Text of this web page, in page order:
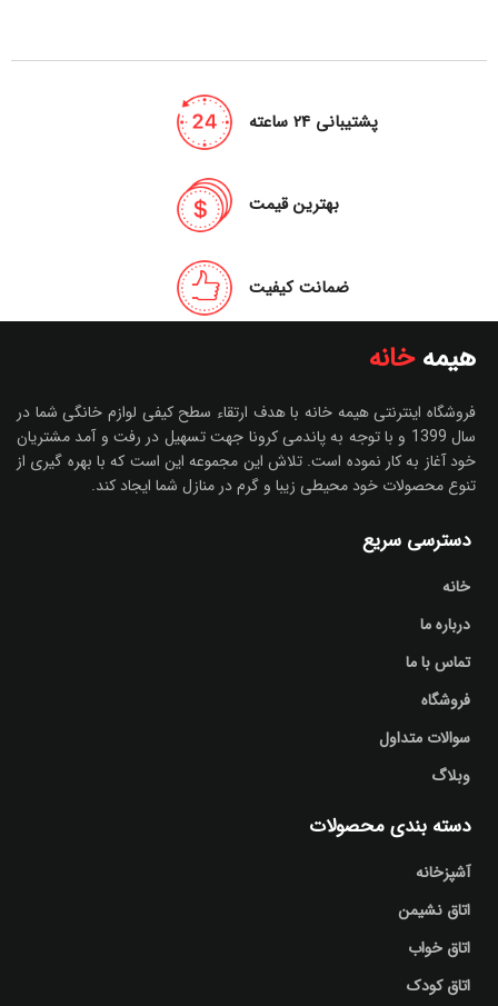
پشتیبانی 24 ساعته
بهترین قیمت
ضمانت کیفیت
هیمه خانه
فروشگاه اینترنتی هیمه خانه با هدف ارتقاء سطح کیفی لوازم خانگی شما در
سال 1399 و با توجه به پاندمی کرونا جهت تسهیل در رفت و آمد مشتریان
خود آغاز به کار نموده است. تلاش این مجموعه این است که با بهره گیری از
تنوع محصولات خود محیطی زیبا و گرم در منازل شما ایجاد کند.
دسترسی سریع
خانه
درباره ما
تماس با ما
فروشگاه
سوالات متداول
وبلاگ
دسته بندی محصولات
آشپزخانه
اتاق نشیمن
اتاق خواب
اتاق کودک